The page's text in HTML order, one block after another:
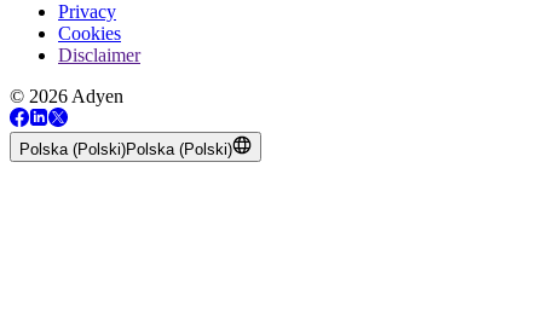
Privacy
Cookies
Disclaimer
© 2026 Adyen
Polska (Polski)Polska (Polski)